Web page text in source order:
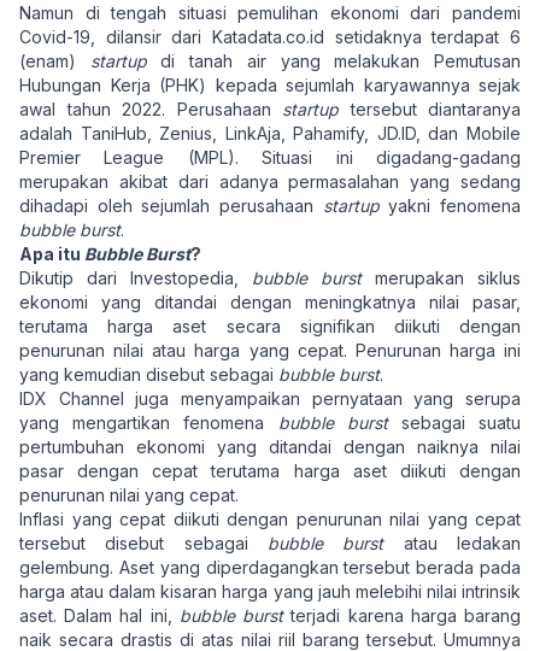
Namun di tengah situasi pemulihan ekonomi dari pandemi
Covid-19, dilansir dari Katadata.co.id setidaknya terdapat 6
(enam) startupdi tanah air yang melakukan Pemutusan
Hubungan Kerja (PHK) kepada sejumlah karyawannya sejak
awal tahun 2022. Perusahaan startuptersebut diantaranya
adalah TaniHub, Zenius, LinkAja, Pahamify, JD.ID, dan Mobile
Premier League (MPL). Situasi ini digadang-gadang
merupakan akibat dari adanya permasalahan yang sedang
dihadapi oleh sejumlah perusahaan startupyakni fenomena
bubble burst.
Apa itu Bubble Burst?
Dikutip dari Investopedia, bubble burst merupakan siklus
ekonomi yang ditandai dengan meningkatnya nilai pasar,
terutama harga aset secara signifikan diikuti dengan
penurunan nilai atau harga yang cepat. Penurunan harga ini
yang kemudian disebut sebagai bubble burst.
IDX Channel juga menyampaikan pernyataan yang serupa
yang mengartikan fenomena bubble burstsebagai suatu
pertumbuhan ekonomi yang ditandai dengan naiknya nilai
pasar dengan cepat terutama harga aset diikuti dengan
penurunan nilai yang cepat.
Inflasi yang cepat diikuti dengan penurunan nilai yang cepat
tersebut disebut sebagai bubble burstatau ledakan
gelembung. Aset yang diperdagangkan tersebut berada pada
harga atau dalam kisaran harga yang jauh melebihi nilai intrinsik
aset. Dalam hal ini, bubble burstterjadi karena harga barang
naik secara drastis di atas nilai riil barang tersebut. Umumnya